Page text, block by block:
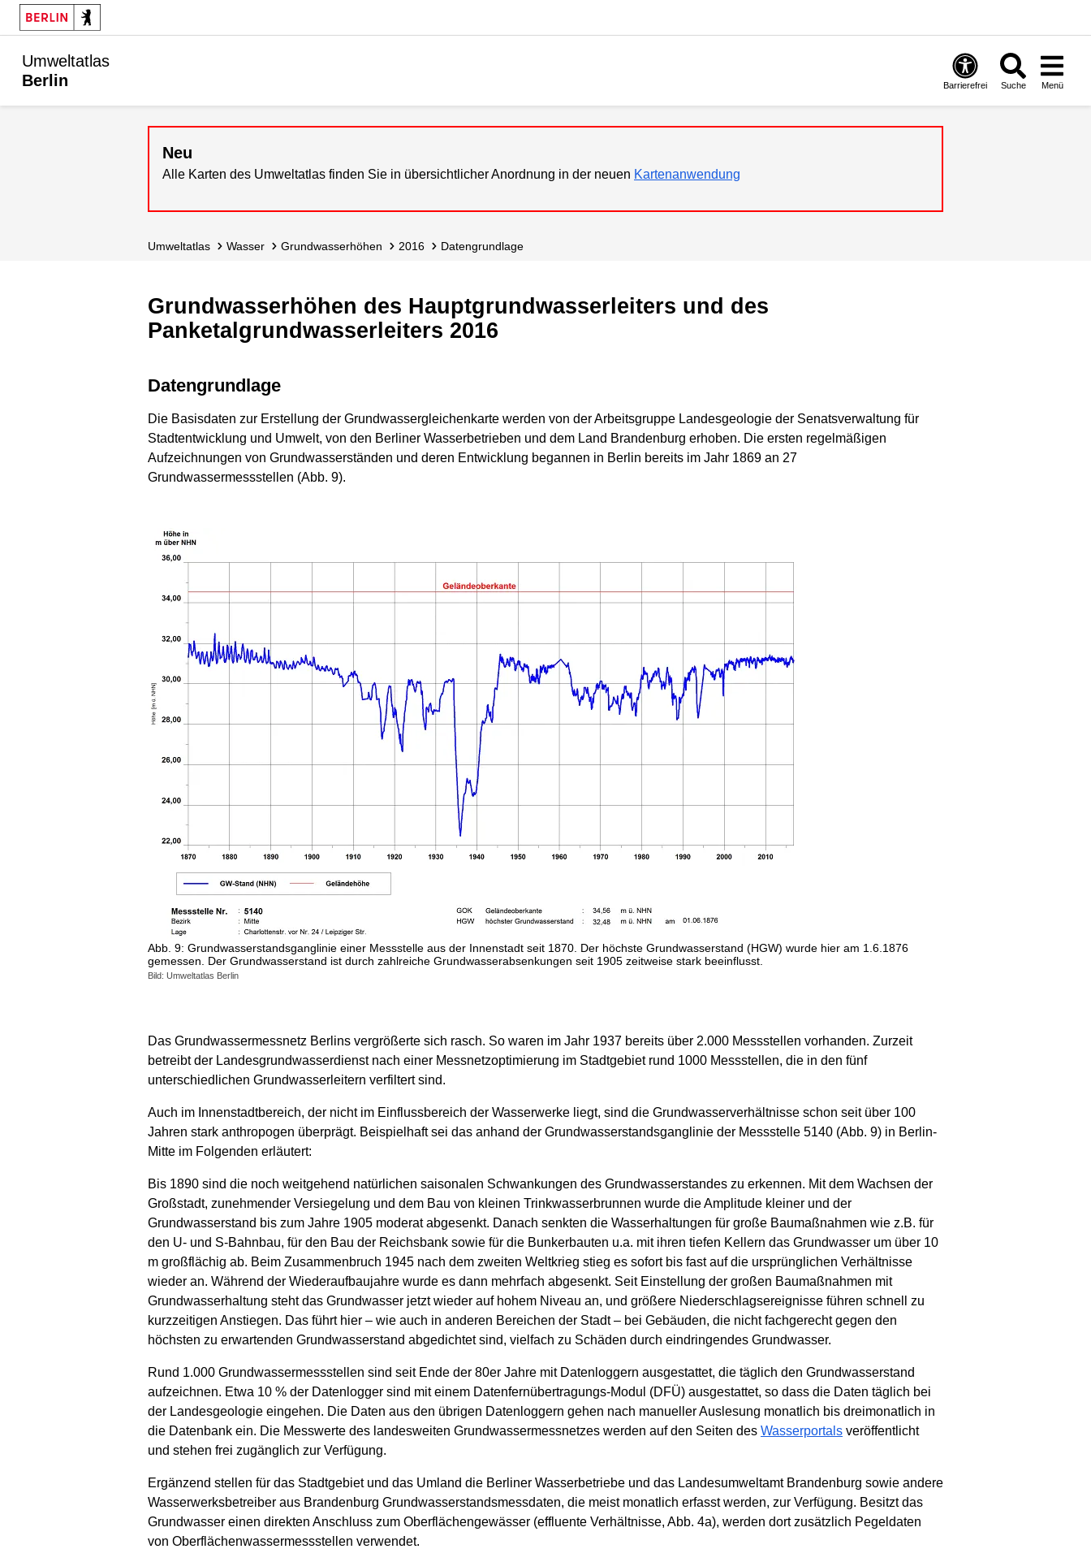
Umweltatlas
Berlin
Barrierefrei Suche Menü
Neu
Alle Karten des Umweltatlas finden Sie in übersichtlicher Anordnung in der neuen Kartenanwendung
Umweltatlas Wasser Grundwasser­höhen 2016 Datengrundlage
Grundwasserhöhen des Hauptgrundwasserleiters und des
Panketalgrundwasserleiters 2016
Datengrundlage
Die Basisdaten zur Erstellung der Grundwassergleichenkarte werden von der Arbeitsgruppe Landesgeologie der Senatsverwaltung für
Stadtentwicklung und Umwelt, von den Berliner Wasserbetrieben und dem Land Brandenburg erhoben. Die ersten regelmäßigen
Aufzeichnungen von Grundwasserständen und deren Entwicklung begannen in Berlin bereits im Jahr 1869 an 27
Grundwassermessstellen (Abb. 9).
Abb. 9: Grundwasserstandsganglinie einer Messstelle aus der Innenstadt seit 1870. Der höchste Grundwasserstand (HGW) wurde hier am 1.6.1876
gemessen. Der Grundwasserstand ist durch zahlreiche Grundwasserabsenkungen seit 1905 zeitweise stark beeinflusst.
Bild: Umweltatlas Berlin
Das Grundwassermessnetz Berlins vergrößerte sich rasch. So waren im Jahr 1937 bereits über 2.000 Messstellen vorhanden. Zurzeit
betreibt der Landesgrundwasserdienst nach einer Messnetzoptimierung im Stadtgebiet rund 1000 Messstellen, die in den fünf
unterschiedlichen Grundwasserleitern verfiltert sind.
Auch im Innenstadtbereich, der nicht im Einflussbereich der Wasserwerke liegt, sind die Grundwasserverhältnisse schon seit über 100
Jahren stark anthropogen überprägt. Beispielhaft sei das anhand der Grundwasserstandsganglinie der Messstelle 5140 (Abb. 9) in Berlin-
Mitte im Folgenden erläutert:
Bis 1890 sind die noch weitgehend natürlichen saisonalen Schwankungen des Grundwasserstandes zu erkennen. Mit dem Wachsen der
Großstadt, zunehmender Versiegelung und dem Bau von kleinen Trinkwasserbrunnen wurde die Amplitude kleiner und der
Grundwasserstand bis zum Jahre 1905 moderat abgesenkt. Danach senkten die Wasserhaltungen für große Baumaßnahmen wie z.B. für
den U- und S-Bahnbau, für den Bau der Reichsbank sowie für die Bunkerbauten u.a. mit ihren tiefen Kellern das Grundwasser um über 10
m großflächig ab. Beim Zusammenbruch 1945 nach dem zweiten Weltkrieg stieg es sofort bis fast auf die ursprünglichen Verhältnisse
wieder an. Während der Wiederaufbaujahre wurde es dann mehrfach abgesenkt. Seit Einstellung der großen Baumaßnahmen mit
Grundwasserhaltung steht das Grundwasser jetzt wieder auf hohem Niveau an, und größere Niederschlagsereignisse führen schnell zu
kurzzeitigen Anstiegen. Das führt hier – wie auch in anderen Bereichen der Stadt – bei Gebäuden, die nicht fachgerecht gegen den
höchsten zu erwartenden Grundwasserstand abgedichtet sind, vielfach zu Schäden durch eindringendes Grundwasser.
Rund 1.000 Grundwassermessstellen sind seit Ende der 80er Jahre mit Datenloggern ausgestattet, die täglich den Grundwasserstand
aufzeichnen. Etwa 10 % der Datenlogger sind mit einem Datenfernübertragungs-Modul (DFÜ) ausgestattet, so dass die Daten täglich bei
der Landesgeologie eingehen. Die Daten aus den übrigen Datenloggern gehen nach manueller Auslesung monatlich bis dreimonatlich in
die Datenbank ein. Die Messwerte des landesweiten Grundwassermessnetzes werden auf den Seiten des Wasserportals veröffentlicht
und stehen frei zugänglich zur Verfügung.
Ergänzend stellen für das Stadtgebiet und das Umland die Berliner Wasserbetriebe und das Landesumweltamt Brandenburg sowie andere
Wasserwerksbetreiber aus Brandenburg Grundwasserstandsmessdaten, die meist monatlich erfasst werden, zur Verfügung. Besitzt das
Grundwasser einen direkten Anschluss zum Oberflächengewässer (effluente Verhältnisse, Abb. 4a), werden dort zusätzlich Pegeldaten
von Oberflächenwassermessstellen verwendet.